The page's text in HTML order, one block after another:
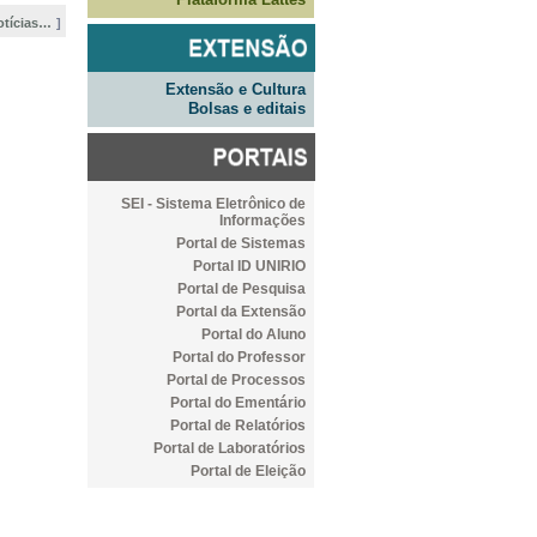
Extensão e Cultura
Bolsas e editais
SEI - Sistema Eletrônico de
Informações
Portal de Sistemas
Portal ID UNIRIO
Portal de Pesquisa
Portal da Extensão
Portal do Aluno
Portal do Professor
Portal de Processos
Portal do Ementário
Portal de Relatórios
Portal de Laboratórios
Portal de Eleição